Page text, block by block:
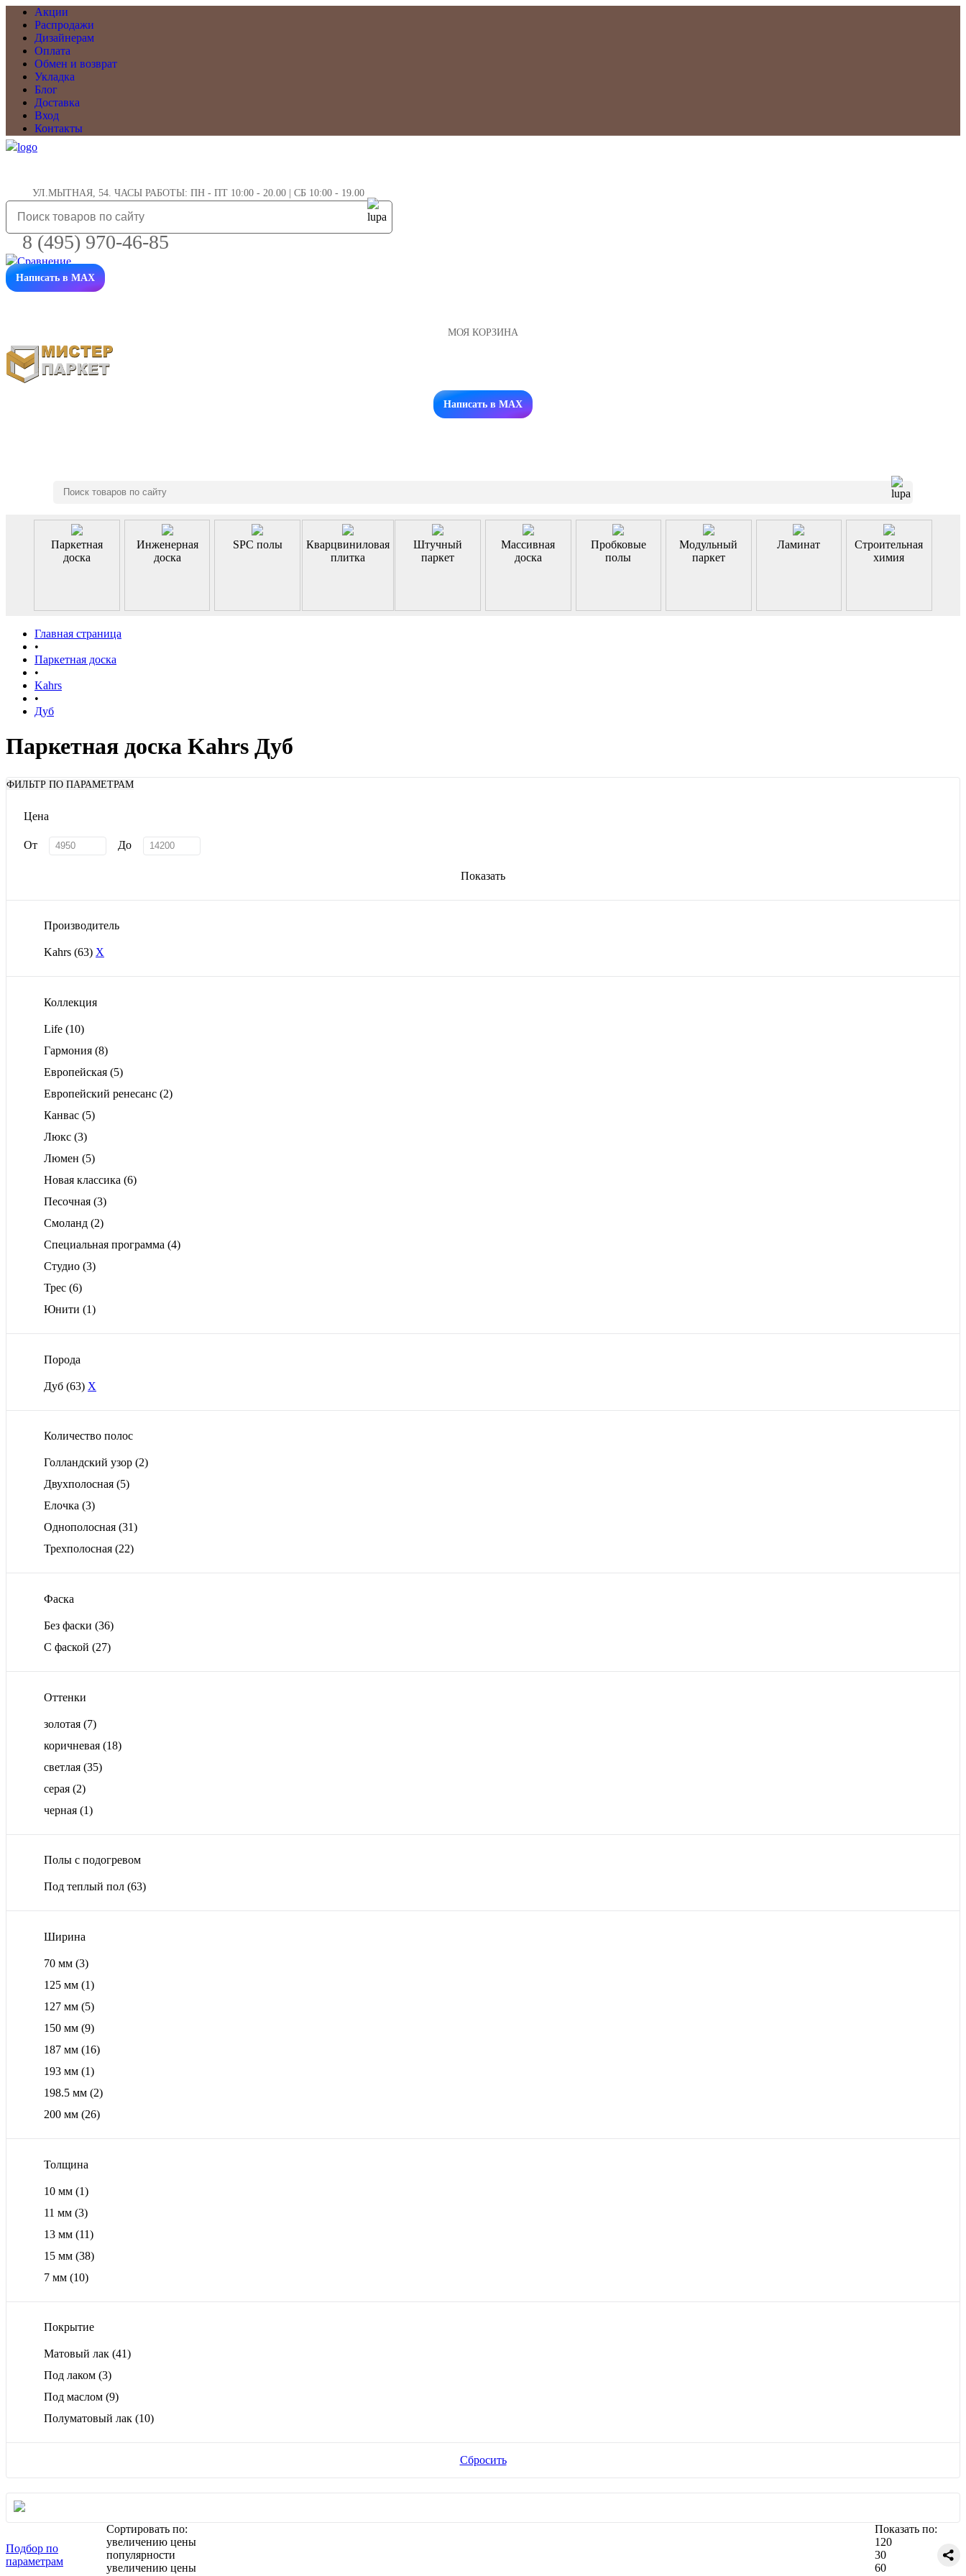
Акции
Распродажи
Дизайнерам
Оплата
Обмен и возврат
Укладка
Блог
Доставка
Вход
Контакты
УЛ.МЫТНАЯ, 54. ЧАСЫ РАБОТЫ: ПН - ПТ 10:00 - 20.00 | СБ 10:00 - 19.00
8 (495) 970-46-85
Написать в MAX
МОЯ КОРЗИНА
Заказать звонок
Написать в MAX
Паркетная
доска
Инженерная
доска
SPC полы
Кварцвиниловая
плитка
Штучный
паркет
Массивная
доска
Пробковые
полы
Модульный
паркет
Ламинат
Строительная
химия
Главная страница
•
Паркетная доска
•
Kahrs
•
Дуб
Паркетная доска Kahrs Дуб
ФИЛЬТР ПО ПАРАМЕТРАМ
Цена
От До
Показать
Производитель
Kahrs (63) X
Коллекция
Life (10)
Гармония (8)
Европейская (5)
Европейский ренесанс (2)
Канвас (5)
Люкс (3)
Люмен (5)
Новая классика (6)
Песочная (3)
Смоланд (2)
Специальная программа (4)
Студио (3)
Трес (6)
Юнити (1)
Порода
Дуб (63) X
Количество полос
Голландский узор (2)
Двухполосная (5)
Елочка (3)
Однополосная (31)
Трехполосная (22)
Фаска
Без фаски (36)
С фаской (27)
Оттенки
золотая (7)
коричневая (18)
светлая (35)
серая (2)
черная (1)
Полы с подогревом
Под теплый пол (63)
Ширина
70 мм (3)
125 мм (1)
127 мм (5)
150 мм (9)
187 мм (16)
193 мм (1)
198.5 мм (2)
200 мм (26)
Толщина
10 мм (1)
11 мм (3)
13 мм (11)
15 мм (38)
7 мм (10)
Покрытие
Матовый лак (41)
Под лаком (3)
Под маслом (9)
Полуматовый лак (10)
Сбросить
Подбор по
параметрам
Сортировать по:
увеличению цены
популярности
увеличению цены
Показать по:
120
30
60